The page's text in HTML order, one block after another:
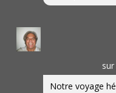
sur
Notre voyage